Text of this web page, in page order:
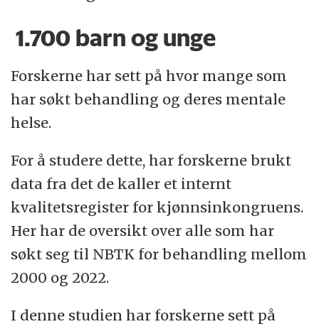
1.700 barn og unge
Forskerne har sett på hvor mange som
har søkt behandling og deres mentale
helse.
For å studere dette, har forskerne brukt
data fra det de kaller et internt
kvalitetsregister for kjønnsinkongruens.
Her har de oversikt over alle som har
søkt seg til NBTK for behandling mellom
2000 og 2022.
I denne studien har forskerne sett på